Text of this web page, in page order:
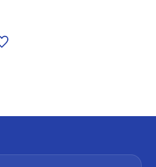
Lägg till i önskelista